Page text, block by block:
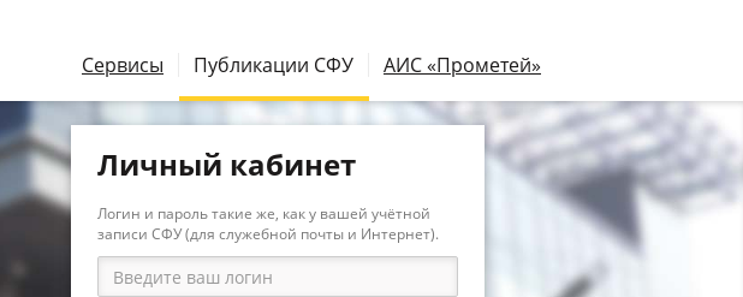
Сервисы Публикации СФУ АИС «Прометей»
Личный кабинет
Логин и пароль такие же, как у вашей учётной
записи СФУ (для служебной почты и Интернет).